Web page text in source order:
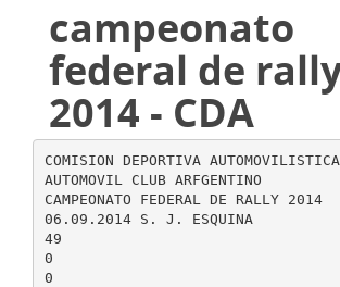
campeonato
federal de
2014 - CDA
COMISION DEPORTIVA AUTOMOVILISTICA
AUTOMOVIL CLUB ARFGENTINO
CAMPEONATO FEDERAL DE RALLY 2014
06.09.2014 S. J. ESQUINA
49
0
0